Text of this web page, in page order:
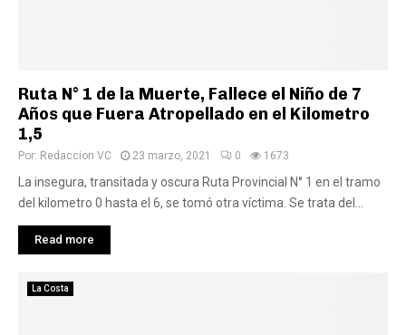
Ruta N° 1 de la Muerte, Fallece el Niño de 7
Años que Fuera Atropellado en el Kilometro
1,5
Por: Redaccion VC 23 marzo, 2021 0 1673
La insegura, transitada y oscura Ruta Provincial N° 1 en el tramo
del kilometro 0 hasta el 6, se tomó otra víctima. Se trata del...
Read more
La Costa